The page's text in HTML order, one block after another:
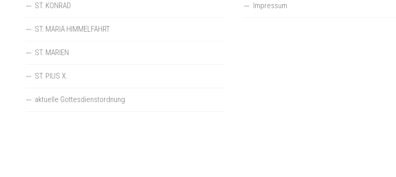
ST. KONRAD
ST. MARIÄ HIMMELFAHRT
ST. MARIEN
ST. PIUS X.
aktuelle Gottesdienstordnung
Impressum